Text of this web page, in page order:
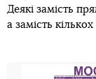
Деякі замість
а замість